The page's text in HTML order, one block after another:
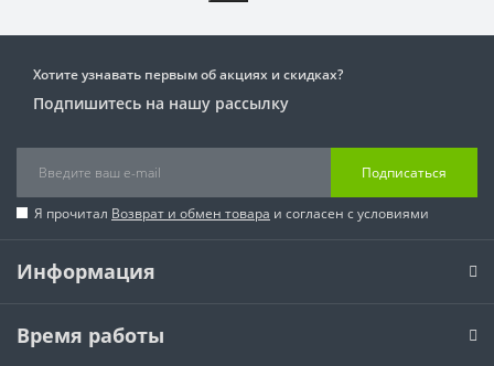
Хотите узнавать первым об акциях и скидках?
Подпишитесь на нашу рассылку
Подписаться
Я прочитал Возврат и обмен товара и согласен с условиями
Информация
Время работы